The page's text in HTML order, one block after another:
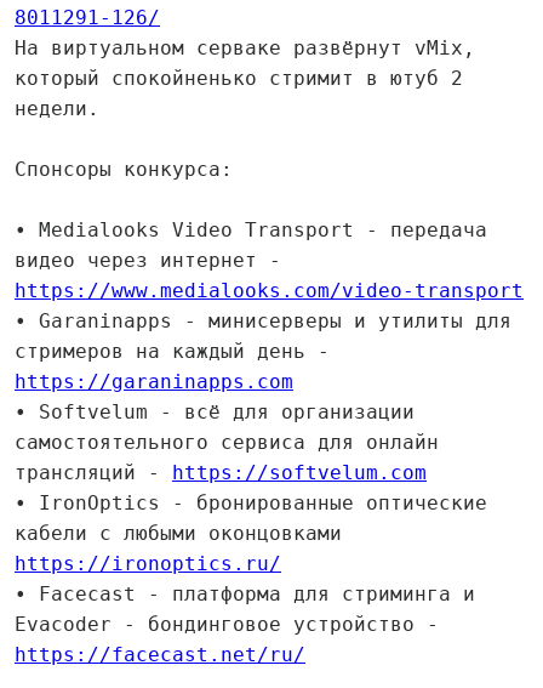
8011291-126/
На виртуальном серваке развёрнут vMix,
который спокойненько стримит в ютуб 2
недели.
Спонсоры конкурса:
• Medialooks Video Transport - передача
видео через интернет -
https://www.medialooks.com/video-transport
• Garaninapps - минисерверы и утилиты для
стримеров на каждый день -
https://garaninapps.com
• Softvelum - всё для организации
самостоятельного сервиса для онлайн
трансляций - https://softvelum.com
• IronOptics - бронированные оптические
кабели с любыми оконцовками
https://ironoptics.ru/
• Facecast - платформа для стриминга и
Evacoder - бондинговое устройство -
https://facecast.net/ru/